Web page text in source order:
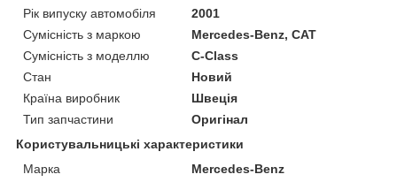
Рік випуску автомобіля
2001
Сумісність з маркою
Mercedes-Benz, CAT
Сумісність з моделлю
C-Class
Стан
Новий
Країна виробник
Швеція
Тип запчастини
Оригінал
Користувальницькі характеристики
Марка
Mercedes-Benz